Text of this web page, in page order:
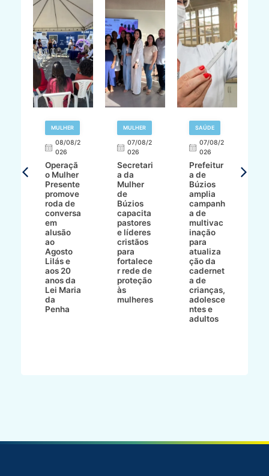
MULHER
08/08/2
026
Operaçã
o Mulher
Presente
promove
roda de
conversa
em
alusão
ao
Agosto
Lilás e
aos 20
anos da
Lei Maria
da
Penha
MULHER
07/08/2
026
Secretari
a da
Mulher
de
Búzios
capacita
pastores
e líderes
cristãos
para
fortalece
r rede de
proteção
às
mulheres
SAÚDE
07/08/2
026
Prefeitur
a de
Búzios
amplia
campanh
a de
multivac
inação
para
atualiza
ção da
cadernet
a de
crianças,
adolesce
ntes e
adultos